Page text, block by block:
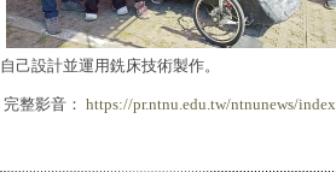
自己設計並運用銑床技術製作。
完整影音： https://pr.ntnu.edu.tw/ntnunews/